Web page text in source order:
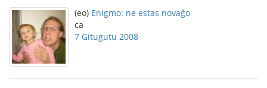
(eo) Enigmo: ne estas novaĝo
ca
7 Gitugutu 2008